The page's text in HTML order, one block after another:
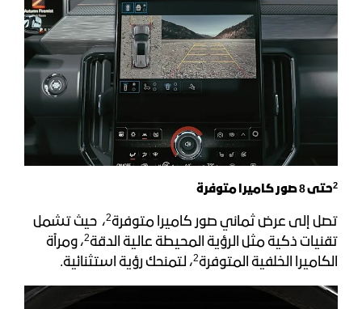
2حتى 8 صور كاميرا متوفرة
تصل إلى عرض ثماني صور كاميرا متوفرة2، حيث تشمل
تقنيات ذكية مثل الرؤية المحيطة عالية الدقة2، ومرآة
الكاميرا الخلفية المتوفرة2، لتمنحك رؤية استثنائية.